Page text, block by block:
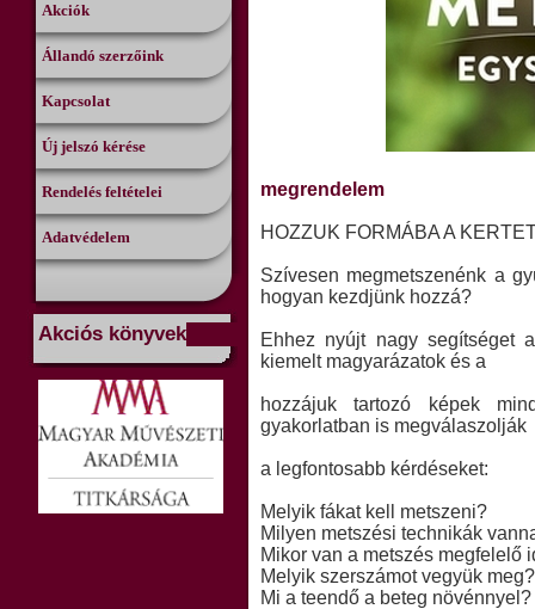
Akciók
Állandó szerzőink
Kapcsolat
Új jelszó kérése
Rendelés feltételei
Adatvédelem
Akciós könyvek
megrendelem
HOZZUK FORMÁBA A
Szívesen megmetszenénk a
hogyan kezdjünk hozzá?
Ehhez nyújt nagy segítséget
kiemelt magyarázatok és a
hozzájuk tartozó képek
gyakorlatban is megválaszolják
a legfontosabb kérdéseket:
Melyik fákat kell metszeni?
Milyen metszési technikák
Mikor van a metszés megfelelő
Melyik szerszámot vegyük meg?
Mi a teendő a beteg növénnyel?